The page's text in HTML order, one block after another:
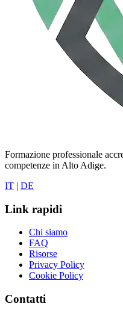
Formazione professionale
competenze in Alto Adige.
IT | DE
Link rapidi
Chi siamo
FAQ
Risorse
Privacy Policy
Cookie Policy
Contatti